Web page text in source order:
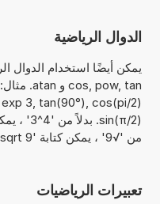
الدوال الرياضية
من '√9' ، يمكن كتابة 'sqrt 9'.
تعبيرات الرياضيات